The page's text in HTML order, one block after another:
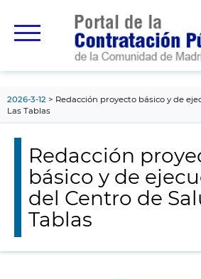
principal
2026-3-12
Redacción proyecto básico y de
Las Tablas
Redacción
básico y de
del Centro de
Tablas